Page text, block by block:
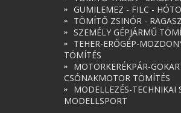
GUMILEMEZ - FILC -
TÖMÍTŐ ZSINÓR -
SZEMÉLY GÉPJÁRMŰ
TEHER-ERŐGÉP-
TÖMÍTÉS
MOTORKERÉKPÁR-
CSÓNAKMOTOR TÖMÍTÉS
MODELLEZÉS-TECHNIKAI
MODELLSPORT